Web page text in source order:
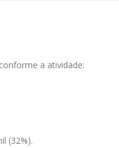
a atividade:
(32%).